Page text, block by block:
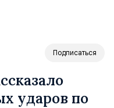
Подписаться
ударов по